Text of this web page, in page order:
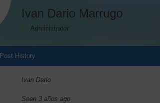
Ivan Dario Marrugo
Administrator
Post History
Ivan Dario
Seen 3 años ago